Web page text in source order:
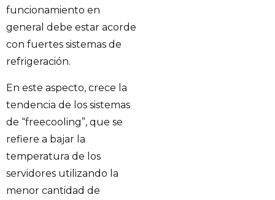
funcionamiento en
general debe estar acorde
con fuertes sistemas de
refrigeración.
En este aspecto, crece la
tendencia de los sistemas
de “freecooling”, que se
refiere a bajar la
temperatura de los
servidores utilizando la
menor cantidad de